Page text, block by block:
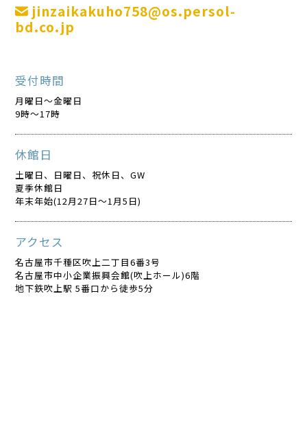
jinzaikakuho758@os.persol-
bd.co.jp
受付時間
月曜日～金曜日
9時～17時
休館日
土曜日、日曜日、祝休日、GW
夏季休館日
年末年始(12月27日～1月5日)
アクセス
名古屋市千種区吹上二丁目6番3号
名古屋市中小企業振興会館(吹上ホール)6階
地下鉄吹上駅 5番口から徒歩5分